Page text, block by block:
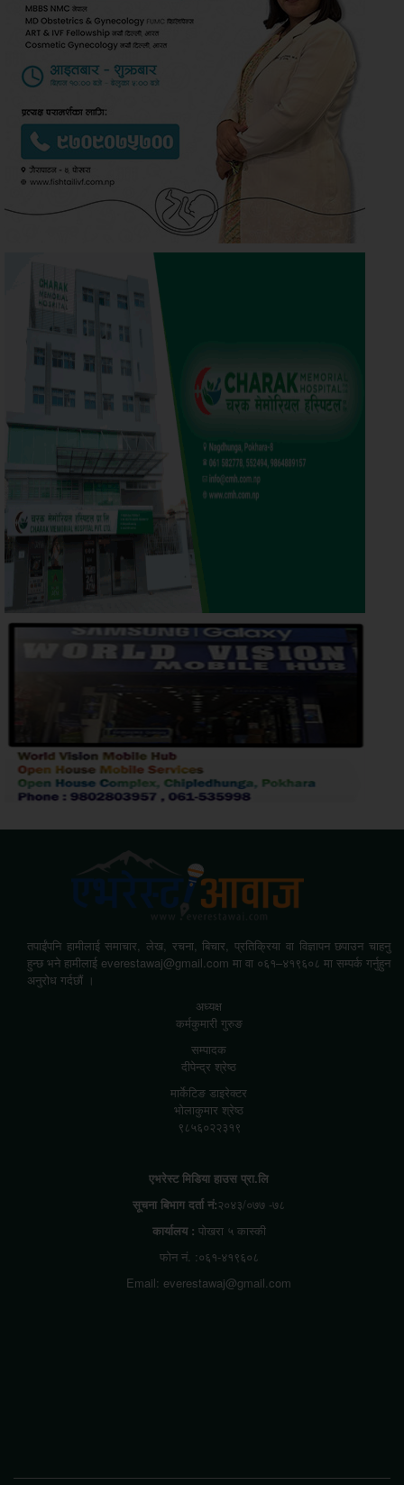
तपाईंपनि हामीलाई समाचार, लेख, रचना, बिचार, प्रतिक्रिया वा विज्ञापन छपाउन चाहनु
हुन्छ भने हामीलाई everestawaj@gmail.com मा वा ०६१–४१९६०८ मा सम्पर्क गर्नुहुन
अनुरोध गर्दछौं ।
अध्यक्ष
कर्मकुमारी गुरुङ
सम्पादक
दीपेन्द्र श्रेष्ठ
मार्केटिङ डाइरेक्टर
भोलाकुमार श्रेष्ठ
९८५६०२२३१९
एभरेस्ट मिडिया हाउस प्रा.लि
सूचना बिभाग दर्ता नं:२०४३/०७७ -७८
कार्यालय : पोखरा ५ कास्की
फोन नं. :०६१-४१९६०८
Email: everestawaj@gmail.com